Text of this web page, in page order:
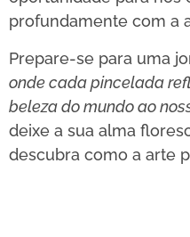
profundamente com a
Prepare-se para uma
onde cada pincelada
beleza do mundo ao
deixe a sua alma
descubra como a arte